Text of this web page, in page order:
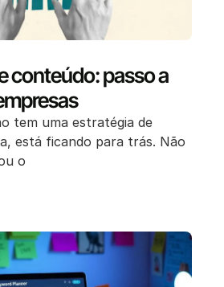
conteúdo: passo a
tem uma estratégia de
está ficando para trás. Não
o